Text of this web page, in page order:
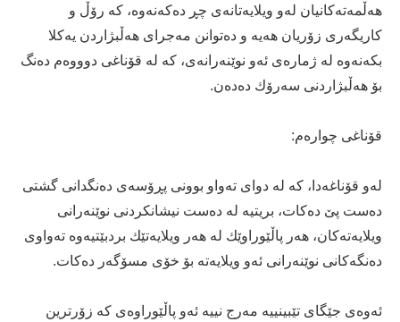
هه‌ڵمه‌ته‌كانیان له‌و ویلایه‌تانه‌ى چڕ ده‌كه‌نه‌وه‌، كه‌ رۆڵ و
كاریگه‌رى زۆریان هه‌یه‌ و ده‌توانن مه‌جراى هه‌ڵبژاردن یه‌كلا
بكه‌نه‌وه‌ له‌ ژماره‌ى ئه‌و نوێنه‌رانه‌ى، كه‌ له‌ قۆناغى دوووه‌م ده‌نگ
بۆ هه‌ڵبژاردنى سه‌رۆك ده‌ده‌ن.
قۆناغى چواره‌م:
له‌و قۆناغه‌دا، كه‌ له‌ دواى ته‌واو بوونى پڕۆسه‌ى ده‌نگدانى گشتى
ده‌ست پێ ده‌كات، بریتیه‌ له‌ ده‌ست نیشانكردنى نوێنه‌رانى
ویلایه‌ته‌كان، هه‌ر پاڵێوراوێك له‌ هه‌ر ویلایه‌تێك بردبێتیه‌وه‌ ته‌واوى
ده‌نگه‌كانى نوێنه‌رانى ئه‌و ویلایه‌ته‌ بۆ خۆى مسۆگه‌ر ده‌كات.
ئه‌وه‌ى جێگاى تێبینییه‌ مه‌رج نییه‌ ئه‌و پاڵێوراوه‌ى كه‌ زۆرترین